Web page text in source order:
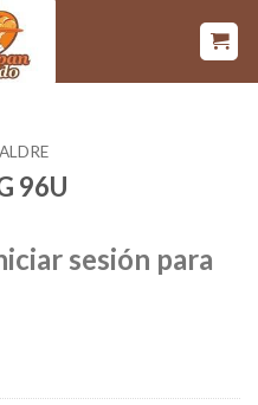
96U
sesión para